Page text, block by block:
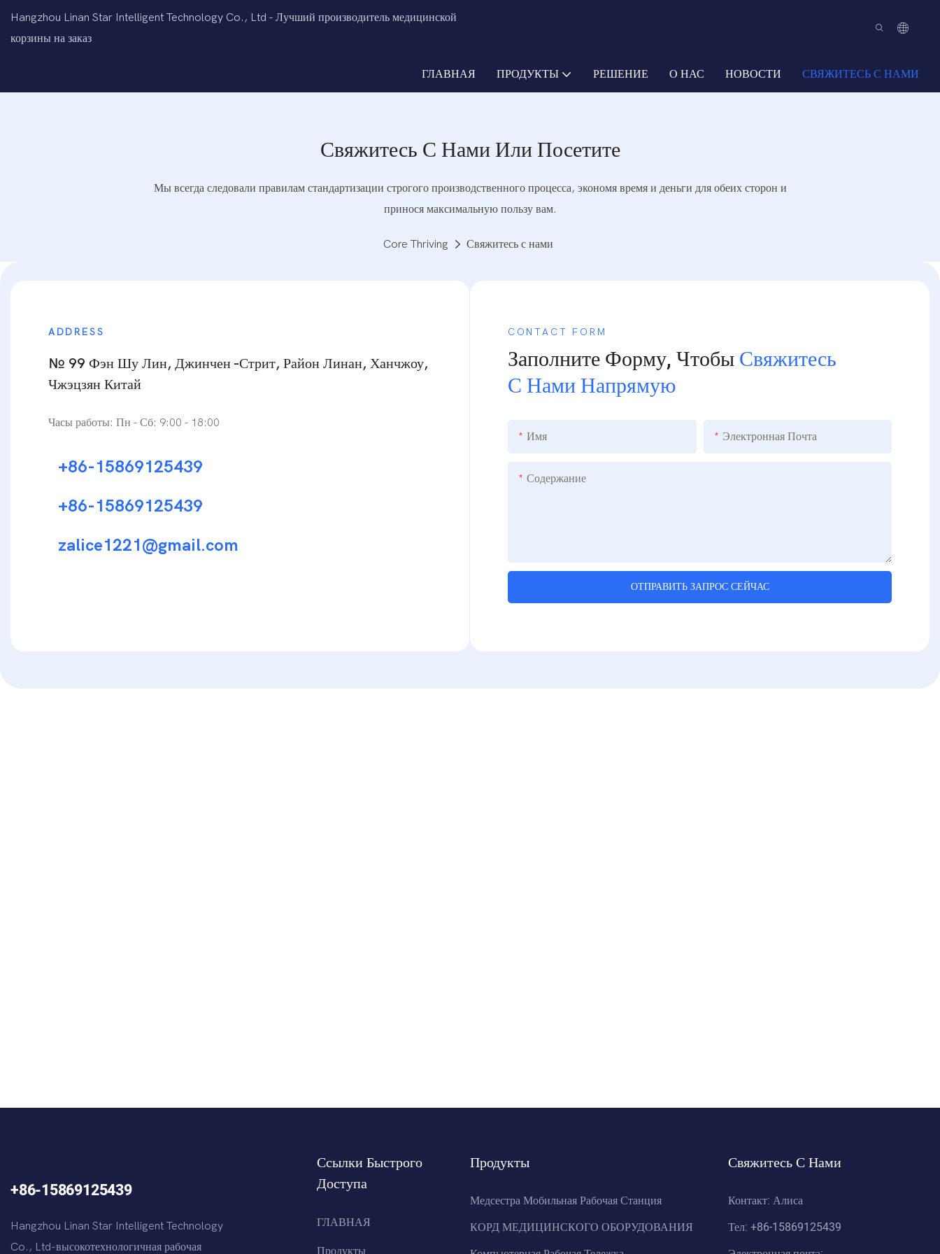
Hangzhou Linan Star Intelligent Technology Co., Ltd - Лучший производитель медицинской
корзины на заказ
ГЛАВНАЯ ПРОДУКТЫ РЕШЕНИЕ О НАС НОВОСТИ СВЯЖИТЕСЬ С НАМИ
Свяжитесь С Нами Или Посетите
Мы всегда следовали правилам стандартизации строгого производственного процесса, экономя время и деньги для обеих сторон и
принося максимальную пользу вам.
Core Thriving Свяжитесь с нами
ADDRESS
№ 99 Фэн Шу Лин, Джинчен -стрит, Район Линан, Ханчжоу,
Чжэцзян Китай
Часы работы: Пн - Сб: 9:00 - 18:00
+86-15869125439
+86-15869125439
zalice1221@gmail.com
CONTACT FORM
Заполните Форму, ЧтобыСвяжитесь
С Нами Напрямую
Имя Электронная Почта
Содержание
ОТПРАВИТЬ ЗАПРОС СЕЙЧАС
+86-15869125439
Hangzhou Linan Star Intelligent Technology
Co., Ltd-высокотехнологичная рабочая
Ссылки Быстрого
Доступа
ГЛАВНАЯ
Продукты
Медсестра Мобильная Рабочая Станция
КОРД ​​МЕДИЦИНСКОГО ОБОРУДОВАНИЯ
Свяжитесь С Нами
Контакт: Алиса
Тел: +86-15869125439